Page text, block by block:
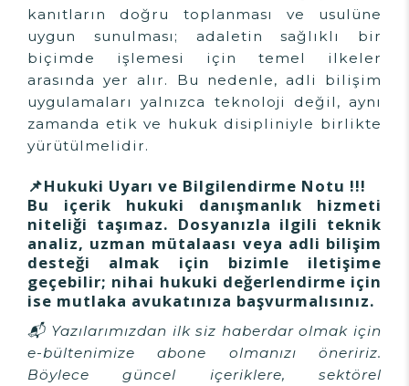
kanıtların doğru toplanması ve usulüne
uygun sunulması; adaletin sağlıklı bir
biçimde işlemesi için temel ilkeler
arasında yer alır. Bu nedenle, adli bilişim
uygulamaları yalnızca teknoloji değil, aynı
zamanda etik ve hukuk disipliniyle birlikte
yürütülmelidir.
📌Hukuki Uyarı ve Bilgilendirme Notu !!!
Bu içerik hukuki danışmanlık hizmeti
niteliği taşımaz. Dosyanızla ilgili teknik
analiz, uzman mütalaası veya adli bilişim
desteği almak için bizimle iletişime
geçebilir; nihai hukuki değerlendirme için
ise mutlaka avukatınıza başvurmalısınız.
📬 Yazılarımızdan ilk siz haberdar olmak için
e-bültenimize abone olmanızı öneririz.
Böylece güncel içeriklere, sektörel